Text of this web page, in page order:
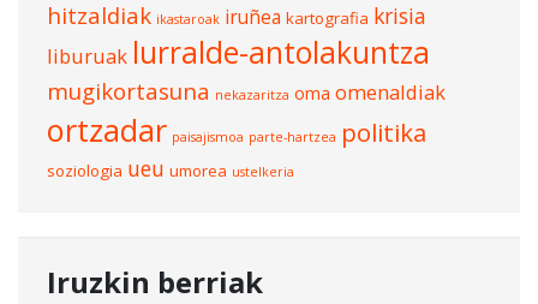
hitzaldiak ikastaroak iruñea kartografia krisia
liburuak lurralde-antolakuntza
mugikortasuna nekazaritza oma omenaldiak
ortzadar paisajismoa parte-hartzea politika
soziologia ueu umorea ustelkeria
Iruzkin berriak